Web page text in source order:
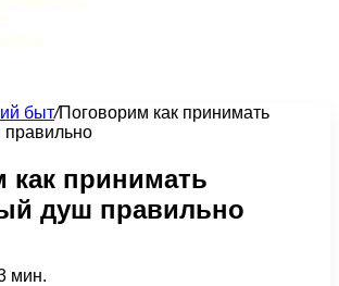
быт/Поговорим как принимать
правильно
как принимать
душ правильно
мин.